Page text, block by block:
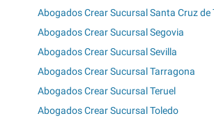
Abogados Crear Sucursal Santa Cruz de
Abogados Crear Sucursal Segovia
Abogados Crear Sucursal Sevilla
Abogados Crear Sucursal Tarragona
Abogados Crear Sucursal Teruel
Abogados Crear Sucursal Toledo